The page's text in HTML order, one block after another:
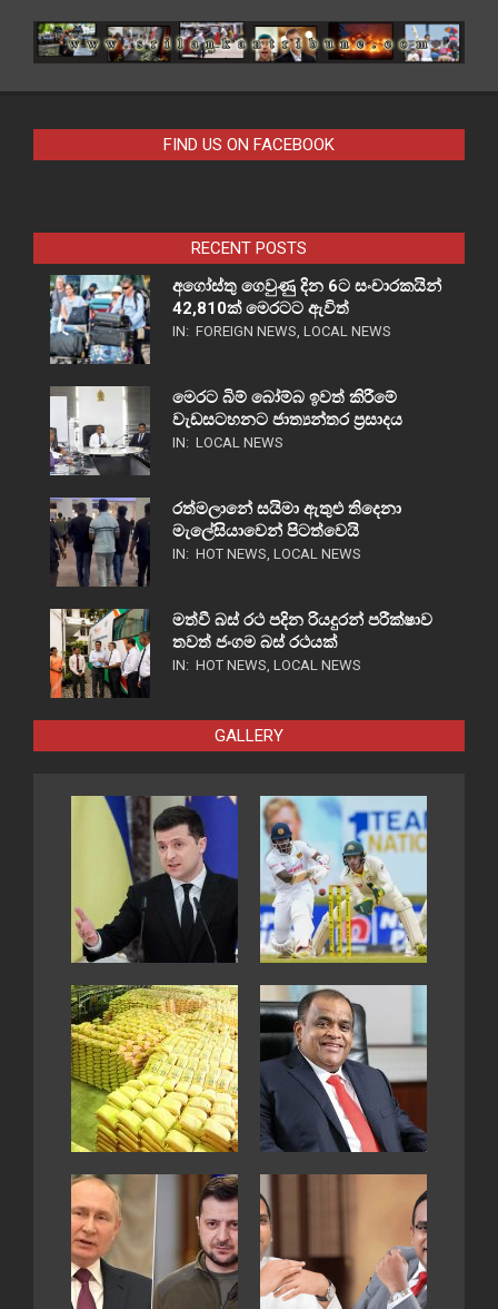
FIND US ON FACEBOOK
RECENT POSTS
අගෝස්තු ගෙවුණු දින 6ට සංචාරකයින්
42,810ක් මෙරටට ඇවිත්
IN: FOREIGN NEWS, LOCAL NEWS
මෙරට බිම් බෝම්බ ඉවත් කිරීමේ
වැඩසටහනට ජාත්‍යන්තර ප්‍රසාදය
IN: LOCAL NEWS
රත්මලානේ සයිමා ඇතුළු තිදෙනා
මැලේසියාවෙන් පිටත්වෙයි
IN: HOT NEWS, LOCAL NEWS
මත්වී බස් රථ පදින රියදුරන් පරීක්ෂාව
තවත් ජංගම බස් රථයක්
IN: HOT NEWS, LOCAL NEWS
GALLERY